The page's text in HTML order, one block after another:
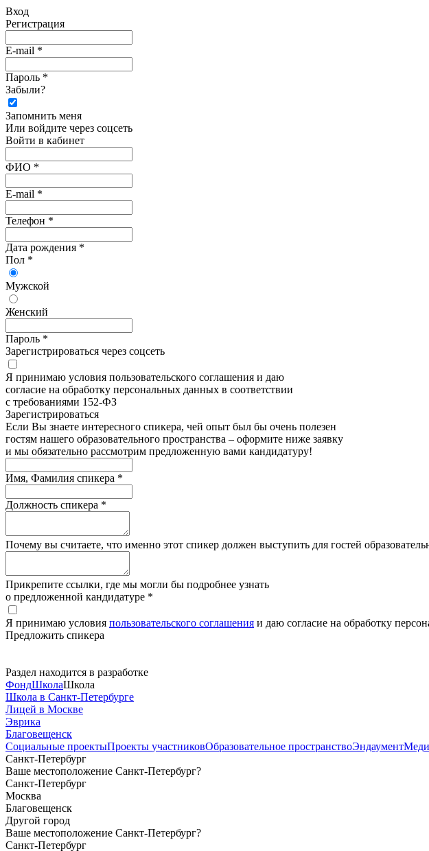
Вход
Регистрация
E-mail *
Пароль *
Забыли?
Запомнить меня
Или войдите через соцсеть
Войти в кабинет
ФИО *
E-mail *
Телефон *
Дата рождения *
Пол *
Мужской
Женский
Пароль *
Зарегистрироваться через соцсеть
Я принимаю условия пользовательского соглашения и даю
согласие на обработку персональных данных в соответствии
с требованиями 152-ФЗ
Зарегистрироватьcя
Если Вы знаете интересного спикера, чей опыт был бы очень полезен
гостям нашего образовательного пространства – оформите ниже заявку
и мы обязательно рассмотрим предложенную вами кандидатуру!
Имя, Фамилия спикера *
Должность спикера *
Почему вы считаете, что именно этот спикер должен выступить для гостей
Прикрепите ссылки, где мы могли бы подробнее узнать
о предложенной кандидатуре *
Я принимаю условия пользовательского соглашения и даю согласие на обработку
Предложить спикера
Раздел находится в разработке
ФондШколаШкола
Школа в Санкт-Петербурге
Лицей в Москве
Эврика
Благовещенск
Социальные проектыПроекты участниковОбразовательное пространствоЭндаумент
Санкт-Петербург
Ваше местоположение Санкт-Петербург?
Санкт-Петербург
Москва
Благовещенск
Другой город
Ваше местоположение Санкт-Петербург?
Санкт-Петербург